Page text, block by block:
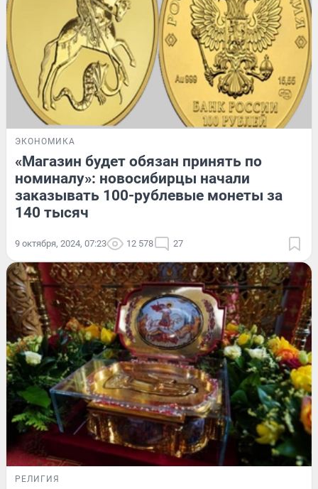
ЭКОНОМИКА
«Магазин будет обязан принять по
номиналу»: новосибирцы начали
заказывать 100-рублевые монеты за
140 тысяч
9 октября, 2024, 07:23 12 578 27
РЕЛИГИЯ